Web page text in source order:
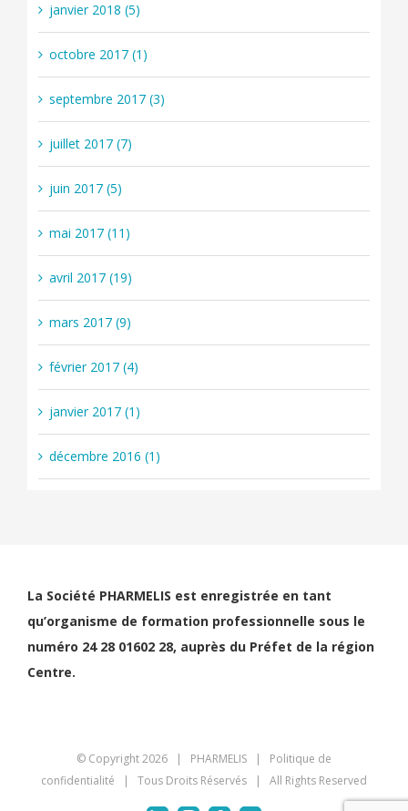
janvier 2018 (5)
octobre 2017 (1)
septembre 2017 (3)
juillet 2017 (7)
juin 2017 (5)
mai 2017 (11)
avril 2017 (19)
mars 2017 (9)
février 2017 (4)
janvier 2017 (1)
décembre 2016 (1)
La Société PHARMELIS est enregistrée en tant
qu’organisme de formation professionnelle sous le
numéro 24 28 01602 28, auprès du Préfet de la région
Centre.
© Copyright2026 | PHARMELIS | Politique de
confidentialité | Tous Droits Réservés | All Rights Reserved